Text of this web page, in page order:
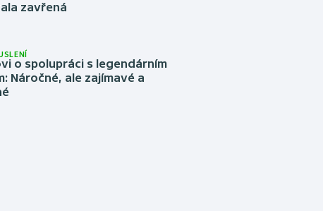
zavřená
o spolupráci s legendárním
Náročné, ale zajímavé a